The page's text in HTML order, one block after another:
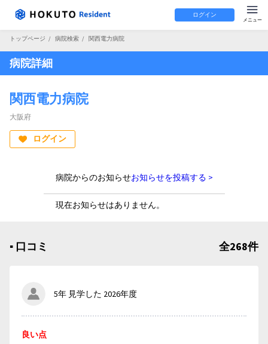
ログイン
トップページ / 病院検索 / 関西電力病院
病院詳細
関西電力病院
大阪府
ログイン
病院からのお知らせお知らせを投稿する >
現在お知らせはありません。
▪︎ 口コミ 全268件
5年 見学した 2026年度
良い点